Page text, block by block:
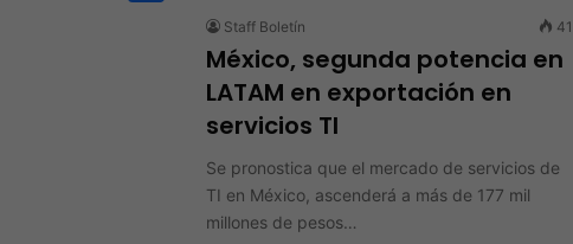
Staff Boletín 41
México, segunda potencia en
LATAM en exportación en
servicios TI
Se pronostica que el mercado de servicios de
TI en México, ascenderá a más de 177 mil
millones de pesos…